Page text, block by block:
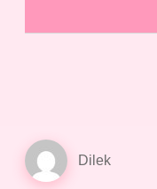
Dilek